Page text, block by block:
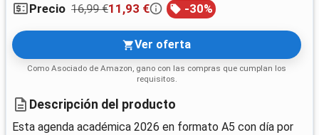
Precio 16,99 €11,93 € -30%
Ver oferta
Como Asociado de Amazon, gano con las compras que cumplan los
requisitos.
Descripción del producto
Esta agenda académica 2026 en formato A5 con día por